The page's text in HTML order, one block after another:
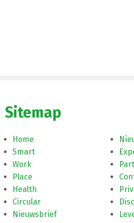
Sitemap
Home
Smart
Work
Place
Health
Circular
Nieuwsbrief